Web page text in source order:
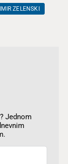
ZELENSKI
Jednom